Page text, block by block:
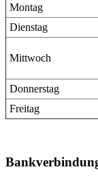
Montag
Dienstag
Mittwoch
Donnerstag
Freitag